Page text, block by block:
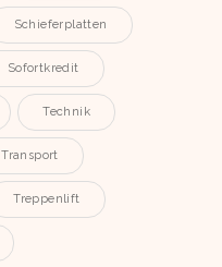
Schieferplatten
Sofortkredit
Technik
Transport
Treppenlift